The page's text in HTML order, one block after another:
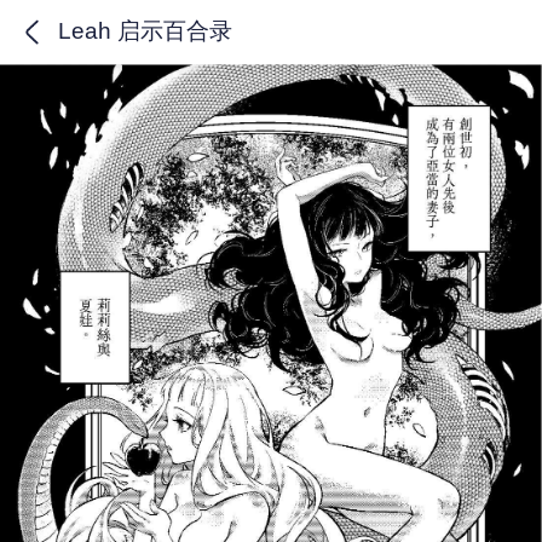
Leah 启示百合录